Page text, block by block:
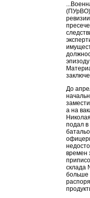
(ПУрВО)
До
а на
подал в
времен
склада
больше